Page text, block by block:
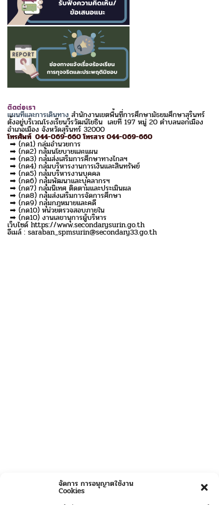
จัดการ การอนุญาตใช้งาน
Cookies
ติดต่อเรา
แผนที่และการเดินทางสำนักงานเขตพื้นที่การศึกษามัธยมศึกษาสุรินทร์
ตั้งอยู่บริเวณโรงเรียนวีรวัฒน์โยธิน เลขที่ 197 หมู่ 20 ตำบลนอกเมือง
อำเภอเมือง จังหวัดสุรินทร์ 32000
โทรศัพท์ 044-069-660 โทรสาร 044-069-660
➡ (กด1) กลุ่มอำนวยการ
➡ (กด2) กลุ่มนโยบายและแผน
➡ (กด3) กลุ่มส่งเสริมการศึกษาทางไกลฯ
➡ (กด4) กลุ่มบริหารงานการเงินและสินทรัพย์
➡ (กด5) กลุ่มบริหารงานบุคคล
➡ (กด6) กลุ่มพัฒนาและบุคลากรฯ
➡ (กด7) กลุ่มนิเทศ ติดตามและประเมินผล
➡ (กด8) กลุ่มส่งเสริมการจัดการศึกษา
➡ (กด9) กลุ่มกฎหมายและคดี
➡ (กด10) หน่วยตรวจสอบภายใน
➡ (กด10) งานเลขานุการผู้บริหาร
เว็บไซด์ https://www.secondarysurin.go.th
อีเมล์ : saraban_spmsurin@secondary33.go.th